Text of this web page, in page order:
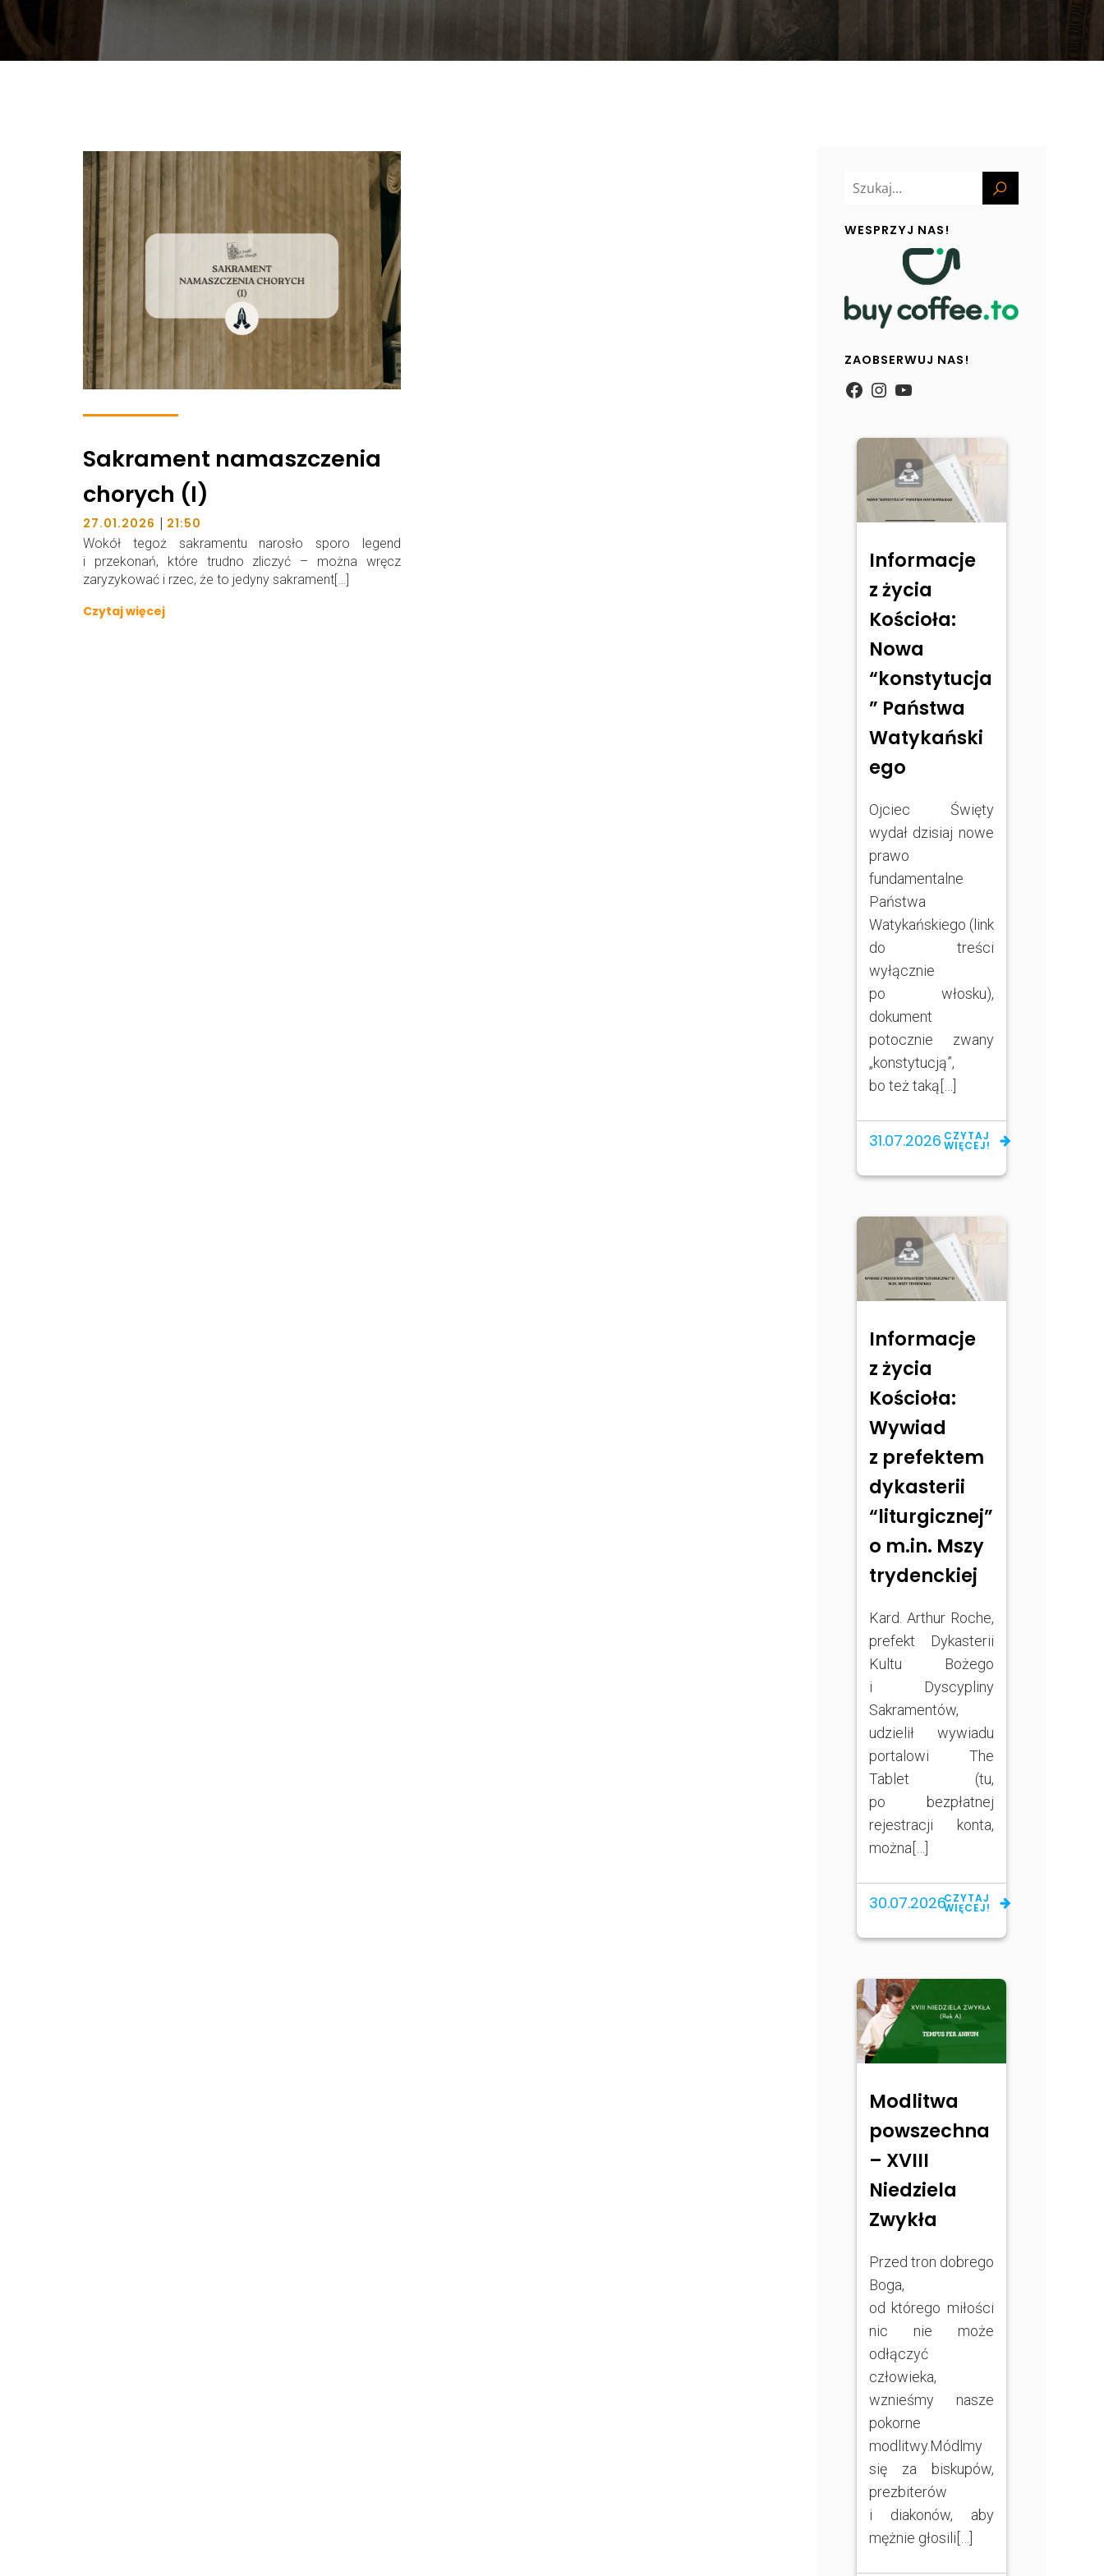
Sakrament namaszczenia
chorych (I)
27.01.2026 | 21:50
Wokół tegoż sakramentu narosło sporo legend
i przekonań, które trudno zliczyć – można wręcz
zaryzykować i rzec, że to jedyny sakrament[…]
Czytaj więcej
WESPRZYJ NAS!
ZAOBSERWUJ NAS!
https://
Instagram
YouTube
Informacje
z życia
Kościoła:
Nowa
“konstytucja
” Państwa
Watykański
ego
Ojciec Święty
wydał dzisiaj nowe
prawo
fundamentalne
Państwa
Watykańskiego (link
do treści
wyłącznie
po włosku),
dokument
potocznie zwany
„konstytucją”,
bo też taką[…]
31.07.2026 CZYTAJ
WIĘCEJ!
Informacje
z życia
Kościoła:
Wywiad
z prefektem
dykasterii
“liturgicznej”
o m.in. Mszy
trydenckiej
Kard. Arthur Roche,
prefekt Dykasterii
Kultu Bożego
i Dyscypliny
Sakramentów,
udzielił wywiadu
portalowi The
Tablet (tu,
po bezpłatnej
rejestracji konta,
można[…]
30.07.2026CZYTAJ
WIĘCEJ!
Modlitwa
powszechna
– XVIII
Niedziela
Zwykła
Przed tron dobrego
Boga,
od którego miłości
nic nie może
odłączyć
człowieka,
wznieśmy nasze
pokorne
modlitwy.Módlmy
się za biskupów,
prezbiterów
i diakonów, aby
mężnie głosili[…]